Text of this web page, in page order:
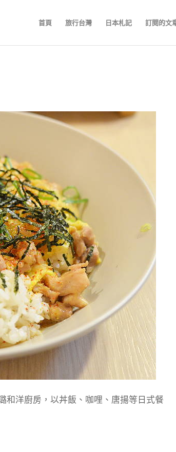
首頁 旅行台灣 日本札記 訂閱的文
和洋廚房，以丼飯、咖哩、唐揚等日式餐